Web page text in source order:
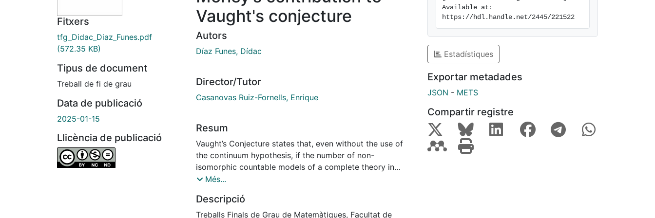
Fitxers
tfg_Didac_Diaz_Funes.pdf
(572.35 KB)
Tipus de document
Treball de fi de grau
Data de publicació
2025-01-15
Llicència de publicació
Vaught's conjecture
Autors
Díaz Funes, Dídac
Director/Tutor
Casanovas Ruiz-Fornells, Enrique
Resum
Vaught’s Conjecture states that, even without the use of
the continuum hypothesis, if the number of non-
isomorphic countable models of a complete theory in
first-order logic is uncountable, then it is the cardinality of
on the number of countable models, which states that if
the number of non-isomorphic countable models of a
Més...
Descripció
Treballs Finals de Grau de Matemàtiques, Facultat de
Available at:
https://hdl.handle.net/2445/221522
Estadístiques
Exportar metadades
JSON - METS
Compartir registre